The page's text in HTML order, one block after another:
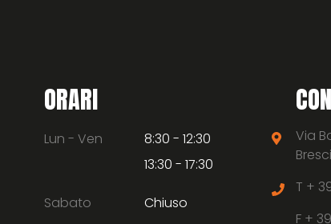
ORARI
Lun - Ven
8:30 - 12:30
13:30 - 17:30
Sabato Chiuso
Via
T +
F +